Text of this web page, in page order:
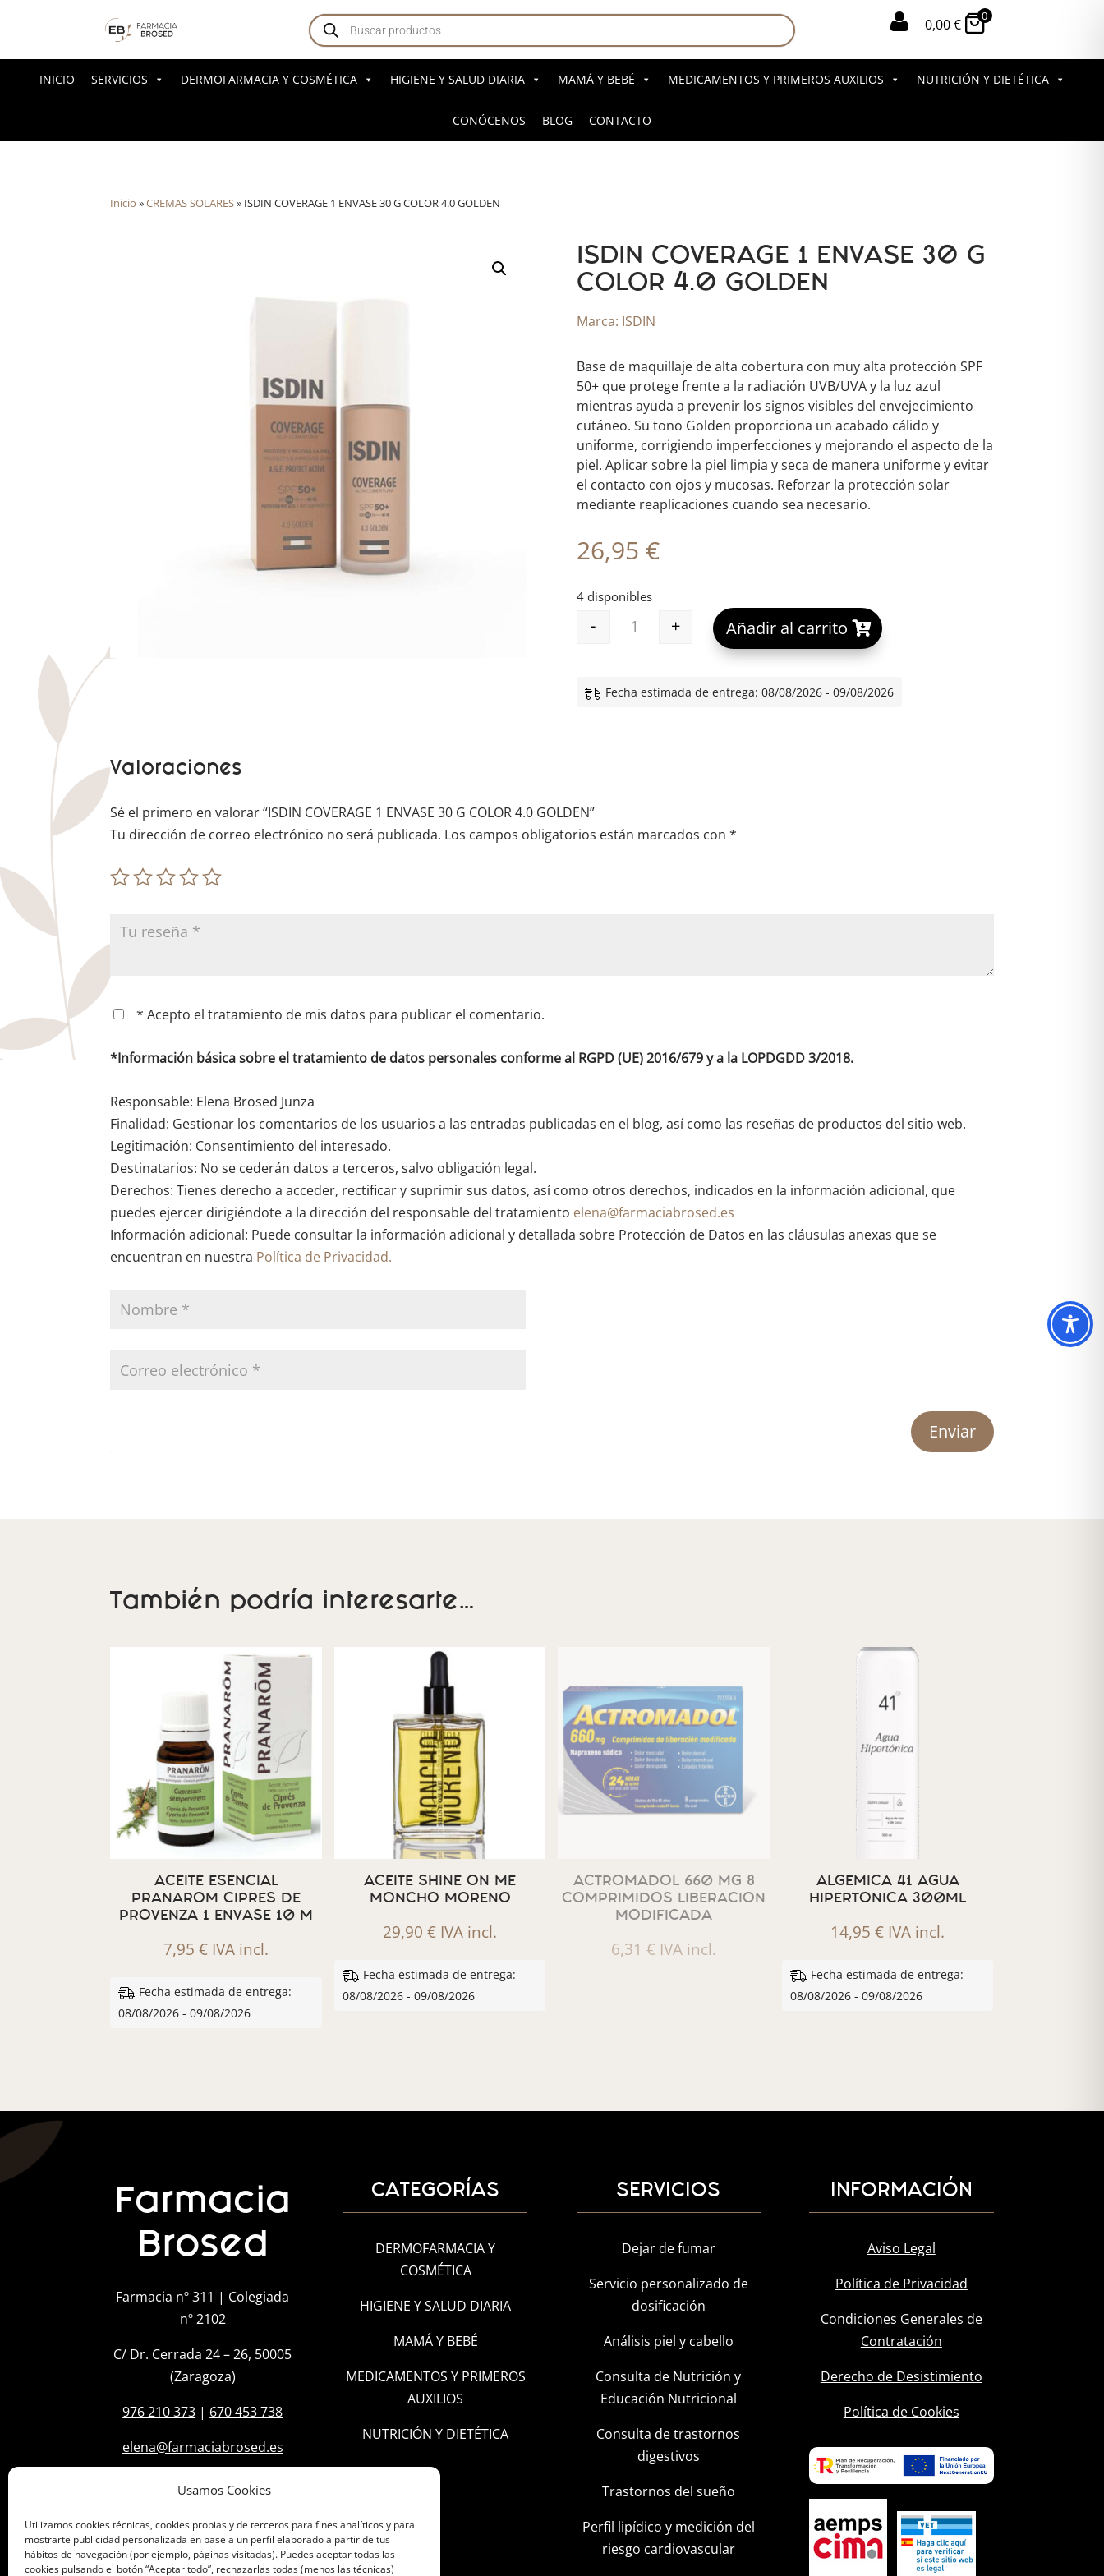
Usamos Cookies
Utilizamos cookies técnicas, cookies propias y de terceros para fines analíticos y para
mostrarte publicidad personalizada en base a un perfil elaborado a partir de tus
hábitos de navegación (por ejemplo, páginas visitadas). Puedes aceptar todas las
cookies pulsando el botón “Aceptar todo”, rechazarlas todas (menos las técnicas)
Búsqueda
de
productos
 0,00€
0
INICIO SERVICIOS DERMOFARMACIA Y COSMÉTICA HIGIENE Y SALUD DIARIA MAMÁ Y BEBÉ MEDICAMENTOS Y PRIMEROS AUXILIOS NUTRICIÓN Y DIETÉTICA
CONÓCENOS BLOG CONTACTO
Inicio »CREMAS SOLARES» ISDIN COVERAGE 1 ENVASE 30 G COLOR 4.0 GOLDEN
ISDIN COVERAGE 1 ENVASE 30 G
COLOR 4.0 GOLDEN
Marca: ISDIN
Base de maquillaje de alta cobertura con muy alta protección SPF
50+ que protege frente a la radiación UVB/UVA y la luz azul
mientras ayuda a prevenir los signos visibles del envejecimiento
cutáneo. Su tono Golden proporciona un acabado cálido y
uniforme, corrigiendo imperfecciones y mejorando el aspecto de la
piel. Aplicar sobre la piel limpia y seca de manera uniforme y evitar
el contacto con ojos y mucosas. Reforzar la protección solar
mediante reaplicaciones cuando sea necesario.
26,95 €
4 disponibles
ISDIN COVERAGE 1 ENVASE 30 G COLOR 4.0 GOLDEN cantidad
- + Añadir al carrito
A
e
Fecha estimada de entrega: 08/08/2026 - 09/08/2026
Valoraciones
Sé el primero en valorar “ISDIN COVERAGE 1 ENVASE 30 G COLOR 4.0 GOLDEN”
Tu dirección de correo electrónico no será publicada. Los campos obligatorios están marcados con*
* Acepto el tratamiento de mis datos para publicar el comentario.
*Información básica sobre el tratamiento de datos personales conforme al RGPD (UE) 2016/679 y a la LOPDGDD 3/2018.
Responsable: Elena Brosed Junza
Finalidad: Gestionar los comentarios de los usuarios a las entradas publicadas en el blog, así como las reseñas de productos del sitio web.
Legitimación: Consentimiento del interesado.
Destinatarios: No se cederán datos a terceros, salvo obligación legal.
Derechos: Tienes derecho a acceder, rectificar y suprimir sus datos, así como otros derechos, indicados en la información adicional, que
puedes ejercer dirigiéndote a la dirección del responsable del tratamiento elena@farmaciabrosed.es
Información adicional: Puede consultar la información adicional y detallada sobre Protección de Datos en las cláusulas anexas que se
encuentran en nuestra Política de Privacidad.
Enviar
También podría interesarte…
ACEITE ESENCIAL
PRANAROM CIPRES DE
PROVENZA 1 ENVASE 10 M
7,95€ IVA incl.
Fecha estimada de entrega:
08/08/2026 - 09/08/2026
ACEITE SHINE ON ME
MONCHO MORENO
29,90€ IVA incl.
Fecha estimada de entrega:
08/08/2026 - 09/08/2026
ACTROMADOL 660 MG 8
COMPRIMIDOS LIBERACION
MODIFICADA
6,31€ IVA incl.
ALGEMICA 41 AGUA
HIPERTONICA 300ML
14,95€ IVA incl.
Fecha estimada de entrega:
08/08/2026 - 09/08/2026
Farmacia
Brosed
Farmacia nº 311 | Colegiada
nº 2102
C/ Dr. Cerrada 24 – 26, 50005
(Zaragoza)
976 210 373 | 670 453 738
elena@farmaciabrosed.es
CATEGORÍAS
DERMOFARMACIA Y
COSMÉTICA
HIGIENE Y SALUD DIARIA
MAMÁ Y BEBÉ
MEDICAMENTOS Y PRIMEROS
AUXILIOS
NUTRICIÓN Y DIETÉTICA
SERVICIOS
Dejar de fumar
Servicio personalizado de
dosificación
Análisis piel y cabello
Consulta de Nutrición y
Educación Nutricional
Consulta de trastornos
digestivos
Trastornos del sueño
Perfil lipídico y medición del
riesgo cardiovascular
INFORMACIÓN
Aviso Legal
Política de Privacidad
Condiciones Generales de
Contratación
Derecho de Desistimiento
Política de Cookies